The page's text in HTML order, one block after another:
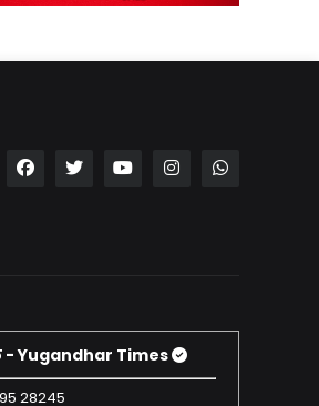
Yugandhar Times
28245